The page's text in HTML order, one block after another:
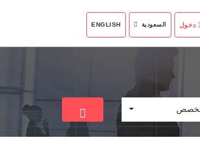
دخول السعودية ENGLISH